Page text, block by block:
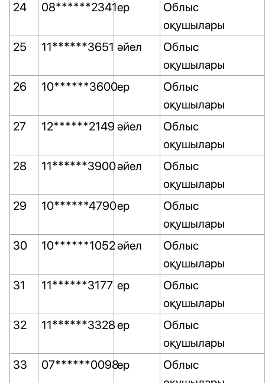
24 08******2341ер
Облыс
оқушылары
25
11******3651 әйел
Облыс
оқушылары
26
10******3600ер
Облыс
оқушылары
27
12******2149 әйел
Облыс
оқушылары
28
11******3900әйел
Облыс
оқушылары
29
10******4790ер
Облыс
оқушылары
30
10******1052әйел
Облыс
оқушылары
31
11******3177 ер
Облыс
оқушылары
32
11******3328ер
Облыс
оқушылары
33
07******0098ер
Облыс